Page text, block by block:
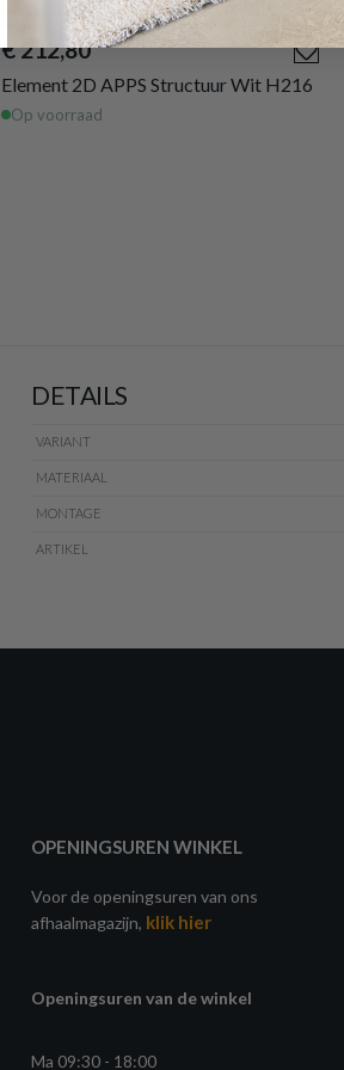
€ 212,80
Element 2D APPS Structuur Wit H216
Op voorraad
DETAILS
VARIANT
MATERIAAL
MONTAGE
ARTIKEL
OPENINGSUREN WINKEL
Voor de openingsuren van ons
afhaalmagazijn, klik hier
Openingsuren van de winkel
Ma 09:30 - 18:00